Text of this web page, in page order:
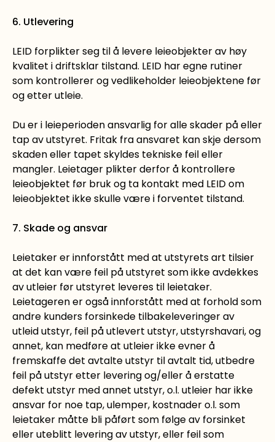
6. Utlevering
LEID forplikter seg til å levere leieobjekter av høy
kvalitet i driftsklar tilstand. LEID har egne rutiner
som kontrollerer og vedlikeholder leieobjektene før
og etter utleie.
Du er i leieperioden ansvarlig for alle skader på eller
tap av utstyret. Fritak fra ansvaret kan skje dersom
skaden eller tapet skyldes tekniske feil eller
mangler. Leietager plikter derfor å kontrollere
leieobjektet før bruk og ta kontakt med LEID om
leieobjektet ikke skulle være i forventet tilstand.
7. Skade og ansvar
Leietaker er innforstått med at utstyrets art tilsier
at det kan være feil på utstyret som ikke avdekkes
av utleier før utstyret leveres til leietaker.
Leietageren er også innforstått med at forhold som
andre kunders forsinkede tilbakeleveringer av
utleid utstyr, feil på utlevert utstyr, utstyrshavari, og
annet, kan medføre at utleier ikke evner å
fremskaffe det avtalte utstyr til avtalt tid, utbedre
feil på utstyr etter levering og/eller å erstatte
defekt utstyr med annet utstyr, o.l. utleier har ikke
ansvar for noe tap, ulemper, kostnader o.l. som
leietaker måtte bli påført som følge av forsinket
eller uteblitt levering av utstyr, eller feil som